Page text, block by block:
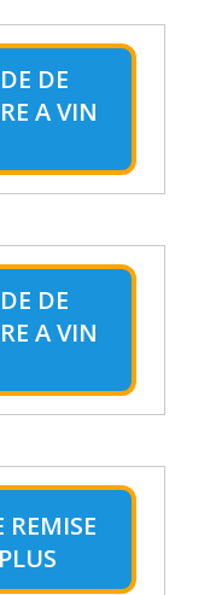
DE
A VIN
DE
A VIN
REMISE